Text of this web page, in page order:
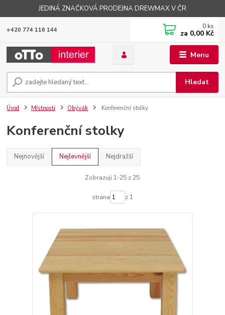
JEDINÁ ZNAČKOVÁ PRODEJNA DREWMAX V ČR
Menu
Hledat
+420 774 116 144 0 ks
za 0,00 Kč
Úvod Místnosti Obývák Konferenční stolky
Konferenční stolky
Nejnovější Nejlevnější Nejdražší
Zobrazuji 1-25 z 25
strana z 1